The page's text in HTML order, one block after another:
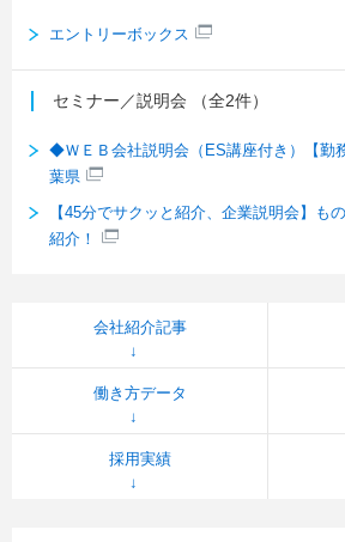
エントリーボックス
セミナー／説明会 （全2件）
◆ＷＥＢ会社説明会（ES講座付き）【勤
葉県
【45分でサクッと紹介、企業説明会】も
紹介！
会社紹介記事
働き方データ
採用実績